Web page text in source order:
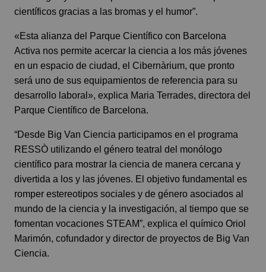
científicos gracias a las bromas y el humor”.
«Esta alianza del Parque Científico con Barcelona
Activa nos permite acercar la ciencia a los más jóvenes
en un espacio de ciudad, el Cibernàrium, que pronto
será uno de sus equipamientos de referencia para su
desarrollo laboral», explica Maria Terrades, directora del
Parque Científico de Barcelona.
“Desde Big Van Ciencia participamos en el programa
RESSÒ utilizando el género teatral del monólogo
científico para mostrar la ciencia de manera cercana y
divertida a los y las jóvenes. El objetivo fundamental es
romper estereotipos sociales y de género asociados al
mundo de la ciencia y la investigación, al tiempo que se
fomentan vocaciones STEAM”, explica el químico Oriol
Marimón, cofundador y director de proyectos de Big Van
Ciencia.